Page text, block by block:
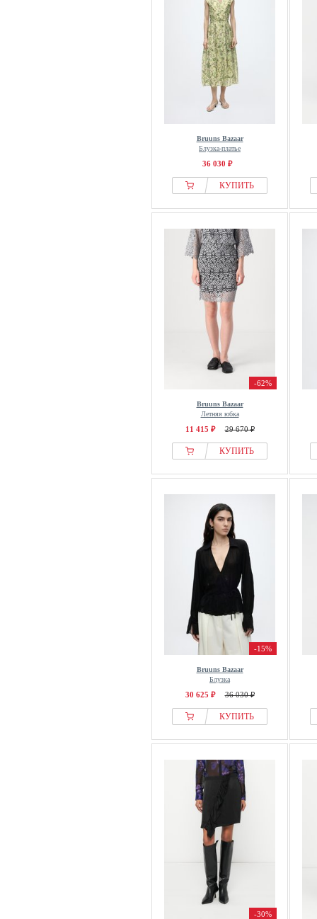
Bruuns Bazaar
Блузка-платье
36 030 ₽
КУПИТЬ
-62%
Bruuns Bazaar
Летняя юбка
11 415 ₽ 29 670 ₽
КУПИТЬ
-15%
Bruuns Bazaar
Блузка
30 625 ₽ 36 030 ₽
КУПИТЬ
-30%